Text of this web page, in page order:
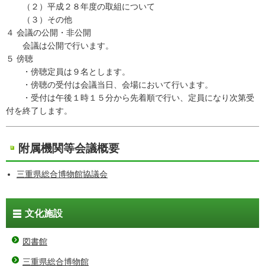
（２）平成２８年度の取組について
（３）その他
４ 会議の公開・非公開
会議は公開で行います。
５ 傍聴
・傍聴定員は９名とします。
・傍聴の受付は会議当日、会場において行います。
・受付は午後１時１５分から先着順で行い、定員になり次第受
付を終了します。
附属機関等会議概要
三重県総合博物館協議会
文化施設
図書館
三重県総合博物館